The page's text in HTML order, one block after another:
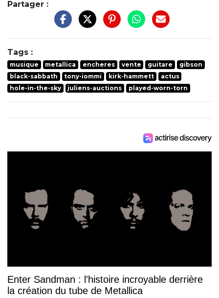
Partager :
Tags :
musique metallica encheres vente guitare
gibson
black-sabbath
tony-iommi kirk-hammett
actus
hole-in-the-sky
juliens-auctions played-worn-torn
Enter Sandman : l'histoire incroyable derrière
la création du tube de Metallica